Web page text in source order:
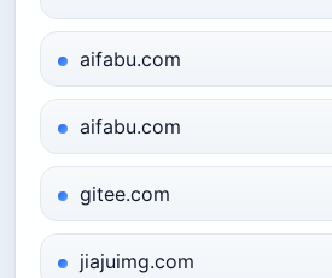
aifabu.com
aifabu.com
gitee.com
jiajuimg.com